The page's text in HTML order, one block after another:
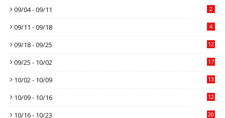
09/04 - 09/11 2
09/11 - 09/18 4
09/18 - 09/25 12
09/25 - 10/02 17
10/02 - 10/09 13
10/09 - 10/16 12
10/16 - 10/23 20